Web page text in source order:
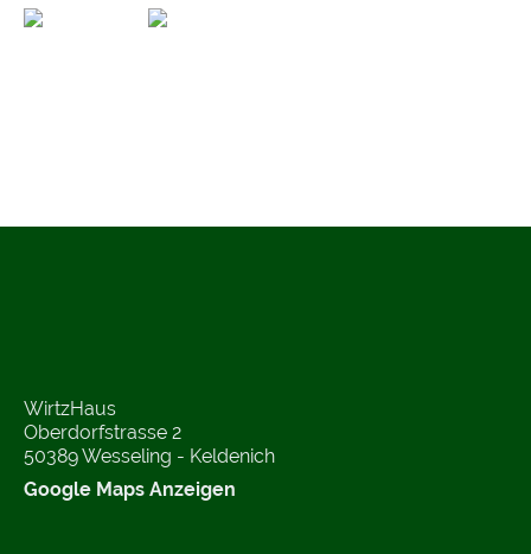
WirtzHaus
Oberdorfstrasse 2
50389 Wesseling - Keldenich
Google Maps Anzeigen